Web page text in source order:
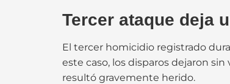
Tercer ataque deja
El tercer homicidio registrado
este caso, los disparos dejaron
resultó gravemente herido.